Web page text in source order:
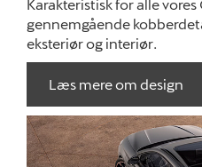
Karakteristisk for alle
gennemgående
eksteriør og interiør.
Læs mere om design